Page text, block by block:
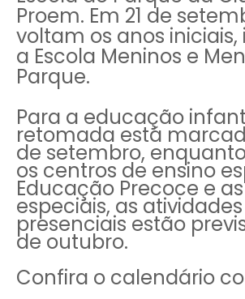
Proem. Em 21 de
voltam os anos
a Escola Meninos e
Parque.
Para a educação
retomada está
de setembro,
os centros de ensino
Educação Precoce e
especiais, as atividades
presenciais estão
de outubro.
Confira o calendário